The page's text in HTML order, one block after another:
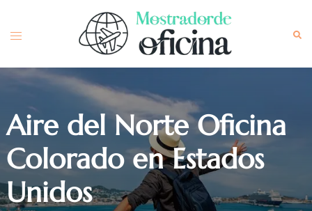
content
Toggle
Aire del Norte Oficina
Colorado en Estados
Unidos